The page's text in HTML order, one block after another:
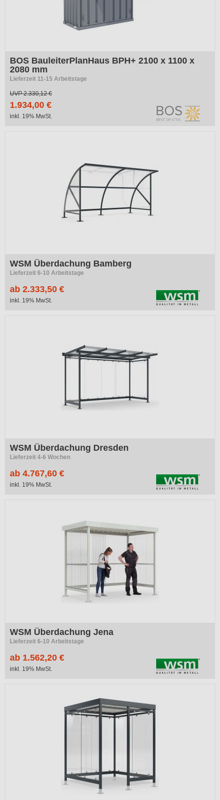
BOS BauleiterPlanHaus BPH+ 2100 x 1100 x
2080 mm
Lieferzeit 11-15 Arbeitstage
UVP2.330,12 €
1.934,00 €
inkl. 19% MwSt.
WSM Überdachung Bamberg
Lieferzeit 6-10 Arbeitstage
ab 2.333,50 €
inkl. 19% MwSt.
WSM Überdachung Dresden
Lieferzeit 4-6 Wochen
ab 4.767,60 €
inkl. 19% MwSt.
WSM Überdachung Jena
Lieferzeit 6-10 Arbeitstage
ab 1.562,20 €
inkl. 19% MwSt.